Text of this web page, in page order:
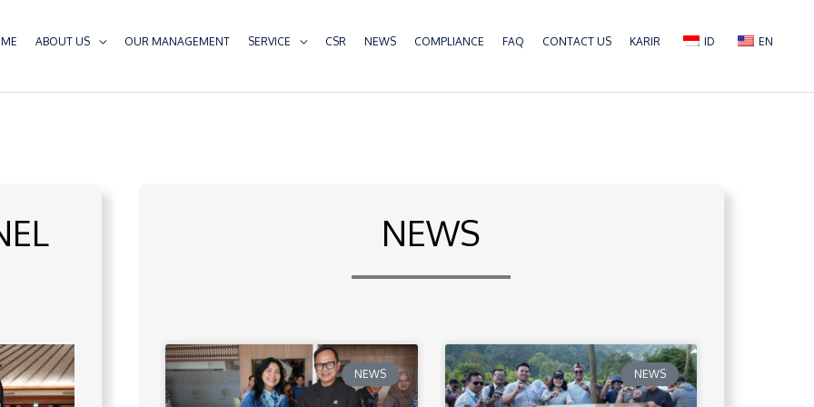
ABOUT US OUR MANAGEMENT SERVICE CSR NEWS COMPLIANCE FAQ CONTACT US KARIR ID EN
NEWS
NEWS NEWS